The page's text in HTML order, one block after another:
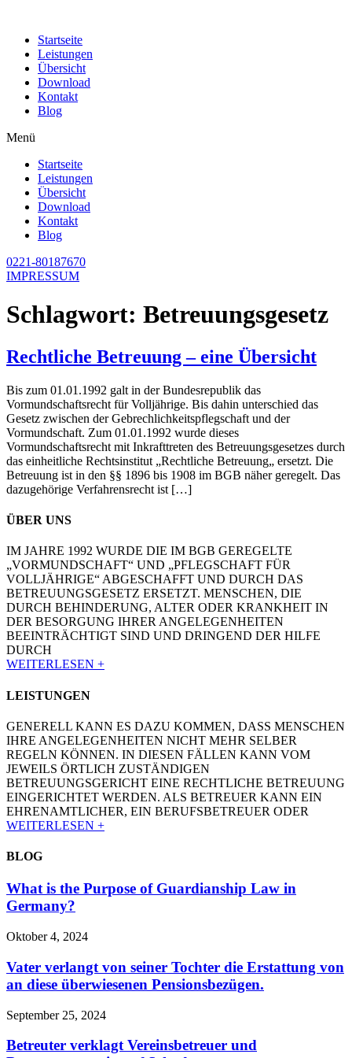
wechselnStartseite
Leistungen
Übersicht
Download
Kontakt
Blog
Menü
Startseite
Leistungen
Übersicht
Download
Kontakt
Blog
0221-80187670
IMPRESSUM
Schlagwort: Betreuungsgesetz
Rechtliche Betreuung – eine Übersicht
Bis zum 01.01.1992 galt in der Bundesrepublik das
Vormundschaftsrecht für Volljährige. Bis dahin unterschied das
Gesetz zwischen der Gebrechlichkeitspflegschaft und der
Vormundschaft. Zum 01.01.1992 wurde dieses
Vormundschaftsrecht mit Inkrafttreten des Betreuungsgesetzes durch
das einheitliche Rechtsinstitut „Rechtliche Betreuung„ ersetzt. Die
Betreuung ist in den §§ 1896 bis 1908 im BGB näher geregelt. Das
dazugehörige Verfahrensrecht ist […]
ÜBER UNS
IM JAHRE 1992 WURDE DIE IM BGB GEREGELTE
„VORMUNDSCHAFT“ UND „PFLEGSCHAFT FÜR
VOLLJÄHRIGE“ ABGESCHAFFT UND DURCH DAS
BETREUUNGSGESETZ ERSETZT. MENSCHEN, DIE
DURCH BEHINDERUNG, ALTER ODER KRANKHEIT IN
DER BESORGUNG IHRER ANGELEGENHEITEN
BEEINTRÄCHTIGT SIND UND DRINGEND DER HILFE
DURCH
WEITERLESEN +
LEISTUNGEN
GENERELL KANN ES DAZU KOMMEN, DASS MENSCHEN
IHRE ANGELEGENHEITEN NICHT MEHR SELBER
REGELN KÖNNEN. IN DIESEN FÄLLEN KANN VOM
JEWEILS ÖRTLICH ZUSTÄNDIGEN
BETREUUNGSGERICHT EINE RECHTLICHE BETREUUNG
EINGERICHTET WERDEN. ALS BETREUER KANN EIN
EHRENAMTLICHER, EIN BERUFSBETREUER ODER
WEITERLESEN +
BLOG
What is the Purpose of Guardianship Law in
Germany?
Oktober 4, 2024
Vater verlangt von seiner Tochter die Erstattung von
an diese überwiesenen Pensionsbezügen.
September 25, 2024
Betreuter verklagt Vereinsbetreuer und